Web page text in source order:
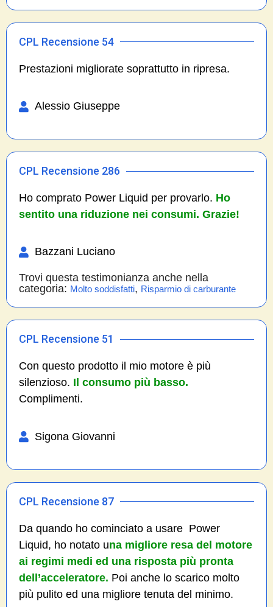
CPL Recensione 54
Prestazioni migliorate soprattutto in ripresa.
Alessio Giuseppe
CPL Recensione 286
Ho comprato Power Liquid per provarlo. Ho
sentito una riduzione nei consumi. Grazie!
Bazzani Luciano
Trovi questa testimonianza anche nella
categoria: Molto soddisfatti, Risparmio di carburante
CPL Recensione 51
Con questo prodotto il mio motore è più
silenzioso. Il consumo più basso.
Complimenti.
Sigona Giovanni
CPL Recensione 87
Da quando ho cominciato a usare Power
Liquid, ho notato una migliore resa del motore
ai regimi medi ed una risposta più pronta
dell’acceleratore. Poi anche lo scarico molto
più pulito ed una migliore tenuta del minimo.